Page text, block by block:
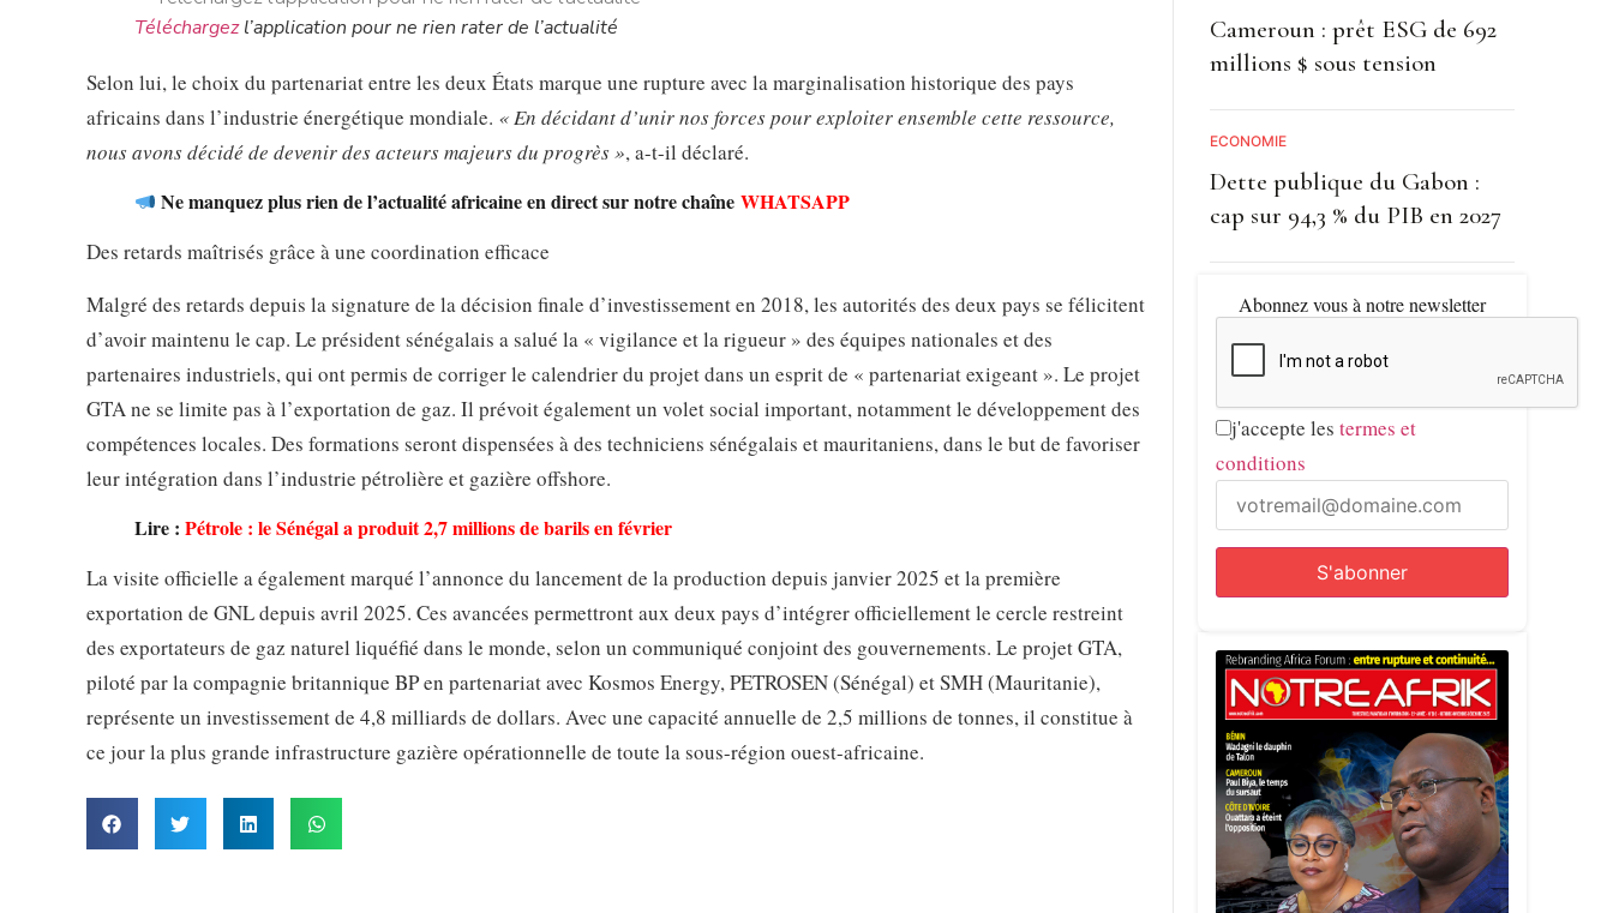
Téléchargezl’application pour ne rien rater de l’actualité
Selon lui, le choix du partenariat entre les deux États marque une rupture avec la marginalisation historique des pays
africains dans l’industrie énergétique mondiale. « En décidant d’unir nos forces pour exploiter ensemble cette ressource,
nous avons décidé de devenir des acteurs majeurs du progrès », a-t-il déclaré.
Ne manquez plus rien de l’actualité africaine en direct sur notre chaîneWHATSAPP
Des retards maîtrisés grâce à une coordination efficace
Malgré des retards depuis la signature de la décision finale d’investissement en 2018, les autorités des deux pays se félicitent
d’avoir maintenu le cap. Le président sénégalais a salué la « vigilance et la rigueur » des équipes nationales et des
partenaires industriels, qui ont permis de corriger le calendrier du projet dans un esprit de « partenariat exigeant ». Le projet
GTA ne se limite pas à l’exportation de gaz. Il prévoit également un volet social important, notamment le développement des
compétences locales. Des formations seront dispensées à des techniciens sénégalais et mauritaniens, dans le but de favoriser
leur intégration dans l’industrie pétrolière et gazière offshore.
Lire : Pétrole : le Sénégal a produit 2,7 millions de barils en février
La visite officielle a également marqué l’annonce du lancement de la production depuis janvier 2025 et la première
exportation de GNL depuis avril 2025. Ces avancées permettront aux deux pays d’intégrer officiellement le cercle restreint
des exportateurs de gaz naturel liquéfié dans le monde, selon un communiqué conjoint des gouvernements. Le projet GTA,
piloté par la compagnie britannique BP en partenariat avec Kosmos Energy, PETROSEN (Sénégal) et SMH (Mauritanie),
représente un investissement de 4,8 milliards de dollars. Avec une capacité annuelle de 2,5 millions de tonnes, il constitue à
ce jour la plus grande infrastructure gazière opérationnelle de toute la sous-région ouest-africaine.
Cameroun : prêt ESG de 692
millions $ sous tension
ECONOMIE
Dette publique du Gabon :
cap sur 94,3 % du PIB en 2027
Abonnez vous à notre newsletter
j'accepte les termes et
conditions